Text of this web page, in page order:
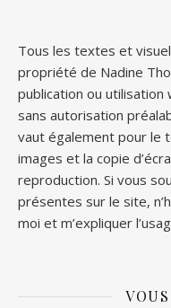
Tous les textes et
propriété de Nadine
publication ou
sans autorisation
vaut également pour le
images et la copie
reproduction. Si vous
présentes sur le site,
moi et m’expliquer